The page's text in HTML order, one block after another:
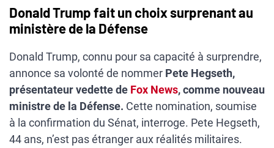
Donald Trump fait un choix surprenant au
ministère de la Défense
Donald Trump, connu pour sa capacité à surprendre,
annonce sa volonté de nommer Pete Hegseth,
présentateur vedette de Fox News, comme nouveau
ministre de la Défense. Cette nomination, soumise
à la confirmation du Sénat, interroge. Pete Hegseth,
44 ans, n’est pas étranger aux réalités militaires.